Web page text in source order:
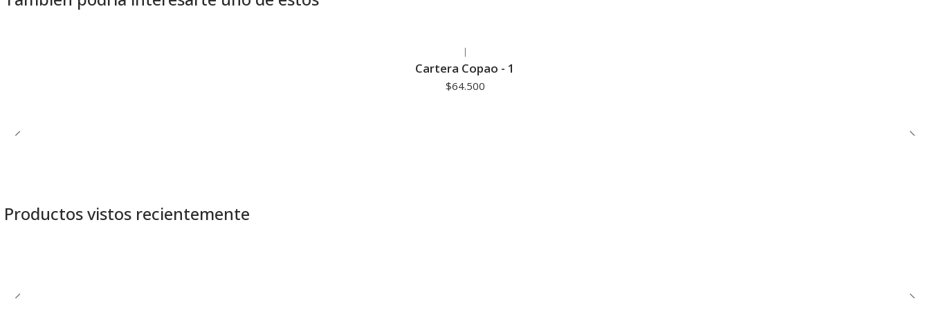
|
Cartera Copao - 1
$64.500
Productos vistos recientemente